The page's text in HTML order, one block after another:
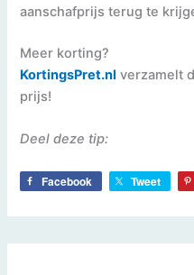
aanschafprijs terug te
Meer korting?
KortingsPret.nl verzamelt
prijs!
Deel deze tip:
Facebook Tweet